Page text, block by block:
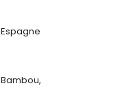
Espagne
Bambou,